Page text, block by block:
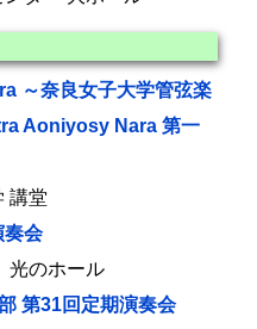
～奈良女子大学管弦楽
Aoniyosy Nara 第一
講堂
奏会
のホール
第31回定期演奏会